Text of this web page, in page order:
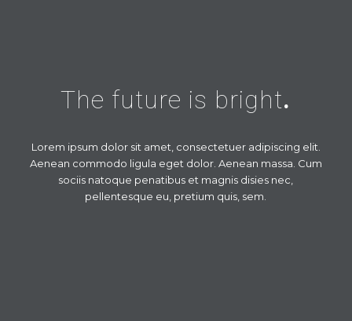
The future is bright.
Lorem ipsum dolor sit amet, consectetuer adipiscing elit.
Aenean commodo ligula eget dolor. Aenean massa. Cum
sociis natoque penatibus et magnis disies nec,
pellentesque eu, pretium quis, sem.